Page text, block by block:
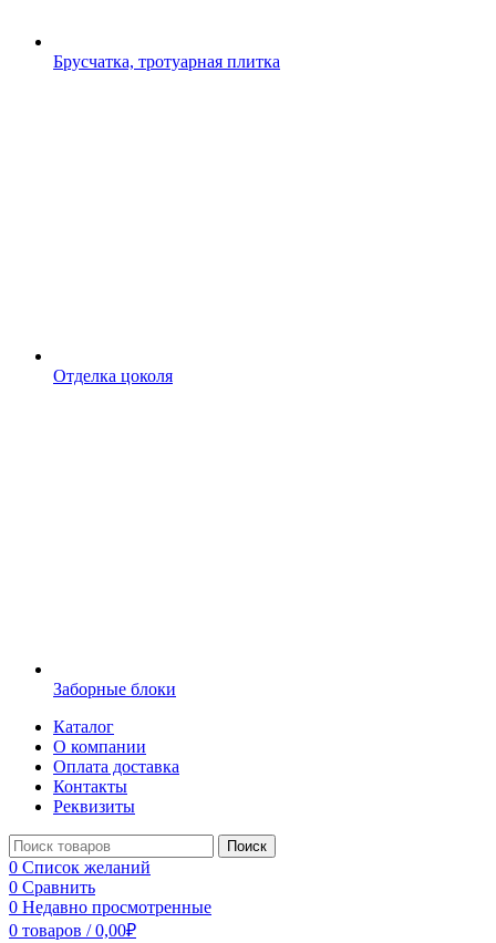
Брусчатка, тротуарная плитка
Отделка цоколя
Заборные блоки
Каталог
О компании
Оплата доставка
Контакты
Реквизиты
Поиск
0 Список желаний
0 Сравнить
0 Недавно просмотренные
0 товаров / 0,00₽